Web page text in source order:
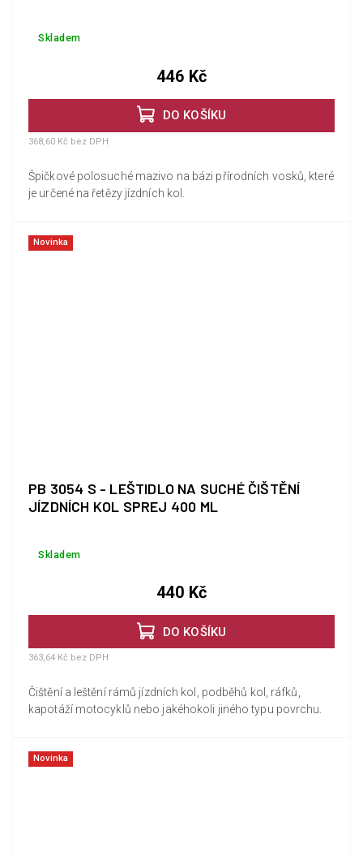
Skladem
DO KOŠÍKU
368,60 Kč bez DPH
446 Kč
Špičkové polosuché mazivo na bázi přírodních vosků, které
je určené na řetězy jízdních kol.
Novinka
PB 3054 S - LEŠTIDLO NA SUCHÉ ČIŠTĚNÍ
JÍZDNÍCH KOL SPREJ 400 ML
Skladem
DO KOŠÍKU
363,64 Kč bez DPH
440 Kč
Čištění a leštění rámů jízdních kol, podběhů kol, ráfků,
kapotáží motocyklů nebo jakéhokoli jiného typu povrchu.
Novinka